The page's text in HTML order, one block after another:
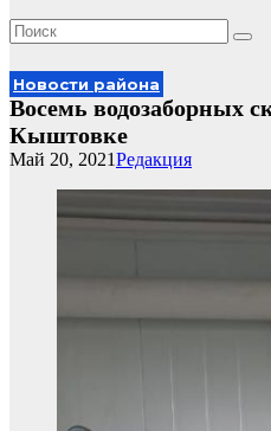
Новости района
Восемь водозаборных
Кыштовке
Редакция
Май 20, 2021